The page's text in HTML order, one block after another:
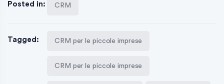
Posted in: CRM
Tagged: CRM per le piccole imprese
CRM per le piccole imprese